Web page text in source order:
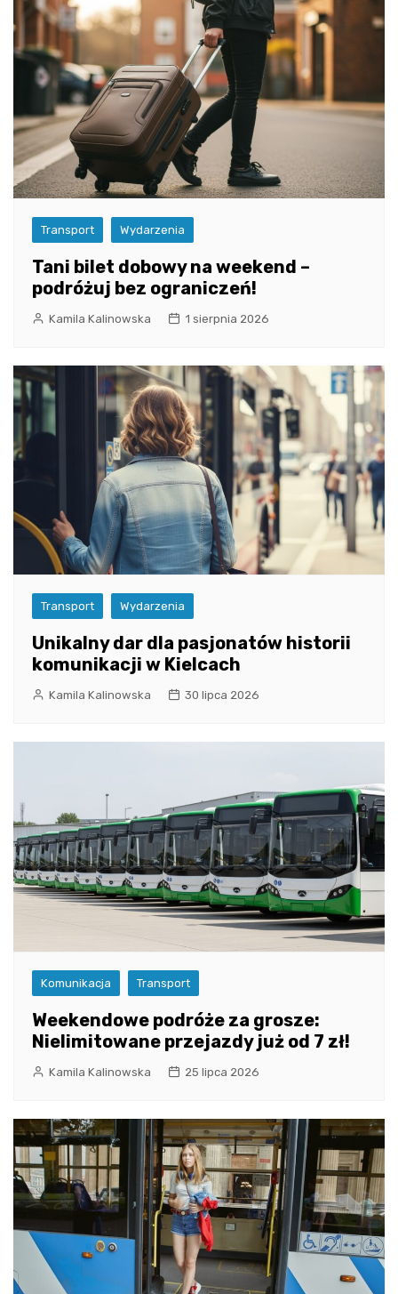
Transport Wydarzenia
Tani bilet dobowy na weekend –
podróżuj bez ograniczeń!
Kamila Kalinowska 1 sierpnia 2026
Transport Wydarzenia
Unikalny dar dla pasjonatów historii
komunikacji w Kielcach
Kamila Kalinowska 30 lipca 2026
Komunikacja Transport
Weekendowe podróże za grosze:
Nielimitowane przejazdy już od 7 zł!
Kamila Kalinowska 25 lipca 2026